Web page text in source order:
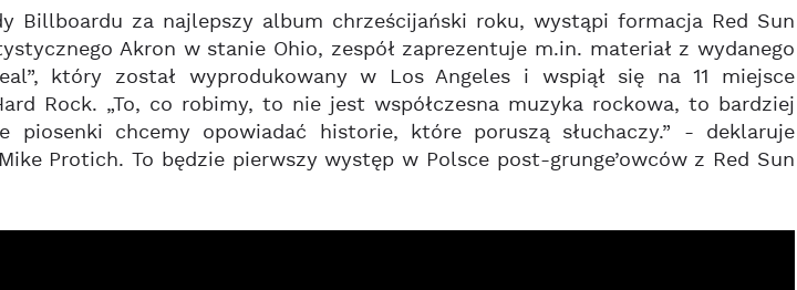
Billboardu za najlepszy album chrześcijański roku, wystąpi formacja Red Sun
Akron w stanie Ohio, zespół zaprezentuje m.in. materiał z wydanego
który został wyprodukowany w Los Angeles i wspiął się na 11 miejsce
Rock. „To, co robimy, to nie jest współczesna muzyka rockowa, to bardziej
piosenki chcemy opowiadać historie, które poruszą słuchaczy.” - deklaruje
Protich. To będzie pierwszy występ w Polsce post-grunge’owców z Red Sun